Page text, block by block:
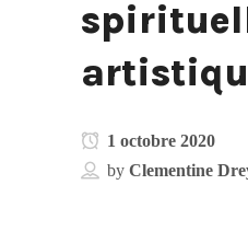
1 octobre 2020
by Clementine